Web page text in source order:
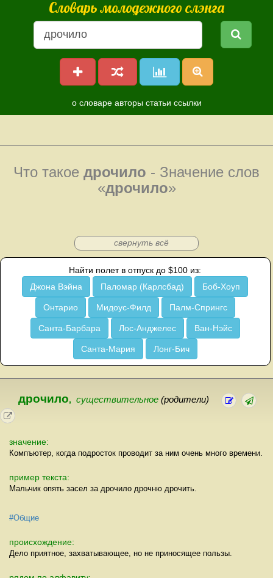
Словарь молодежного слэнга
о словаре авторы статьи ссылки
Что такое дрочило - Значение слов
«дрочило»
свернуть всё
Найти полет в отпуск до $100 из:
Джона Вэйна
Паломар (Карлсбад) Боб-Хоуп
Онтарио Мидоус-Филд Палм-Спрингс
Санта-Барбара Лос-Анджелес Ван-Нэйс
Санта-Мария Лонг-Бич
дрочило, существительное (родители)
значение:
Компъютер, когда подросток проводит за ним очень много времени.
пример текста:
Мальчик опять засел за дрочило дрочню дрочить.
#Общие
происхождение:
Дело приятное, захватывающее, но не приносящее пользы.